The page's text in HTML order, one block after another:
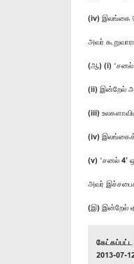
(iv) இலங்கை
அவர்
(ஆ) (i) ‘சனல்
(ii) இன்றேல்
(iii)
(iv)
(v) ‘சனல் 4’
அவர்
(இ) இன்றேல்
கேட்கப்பட்ட
2013-07-